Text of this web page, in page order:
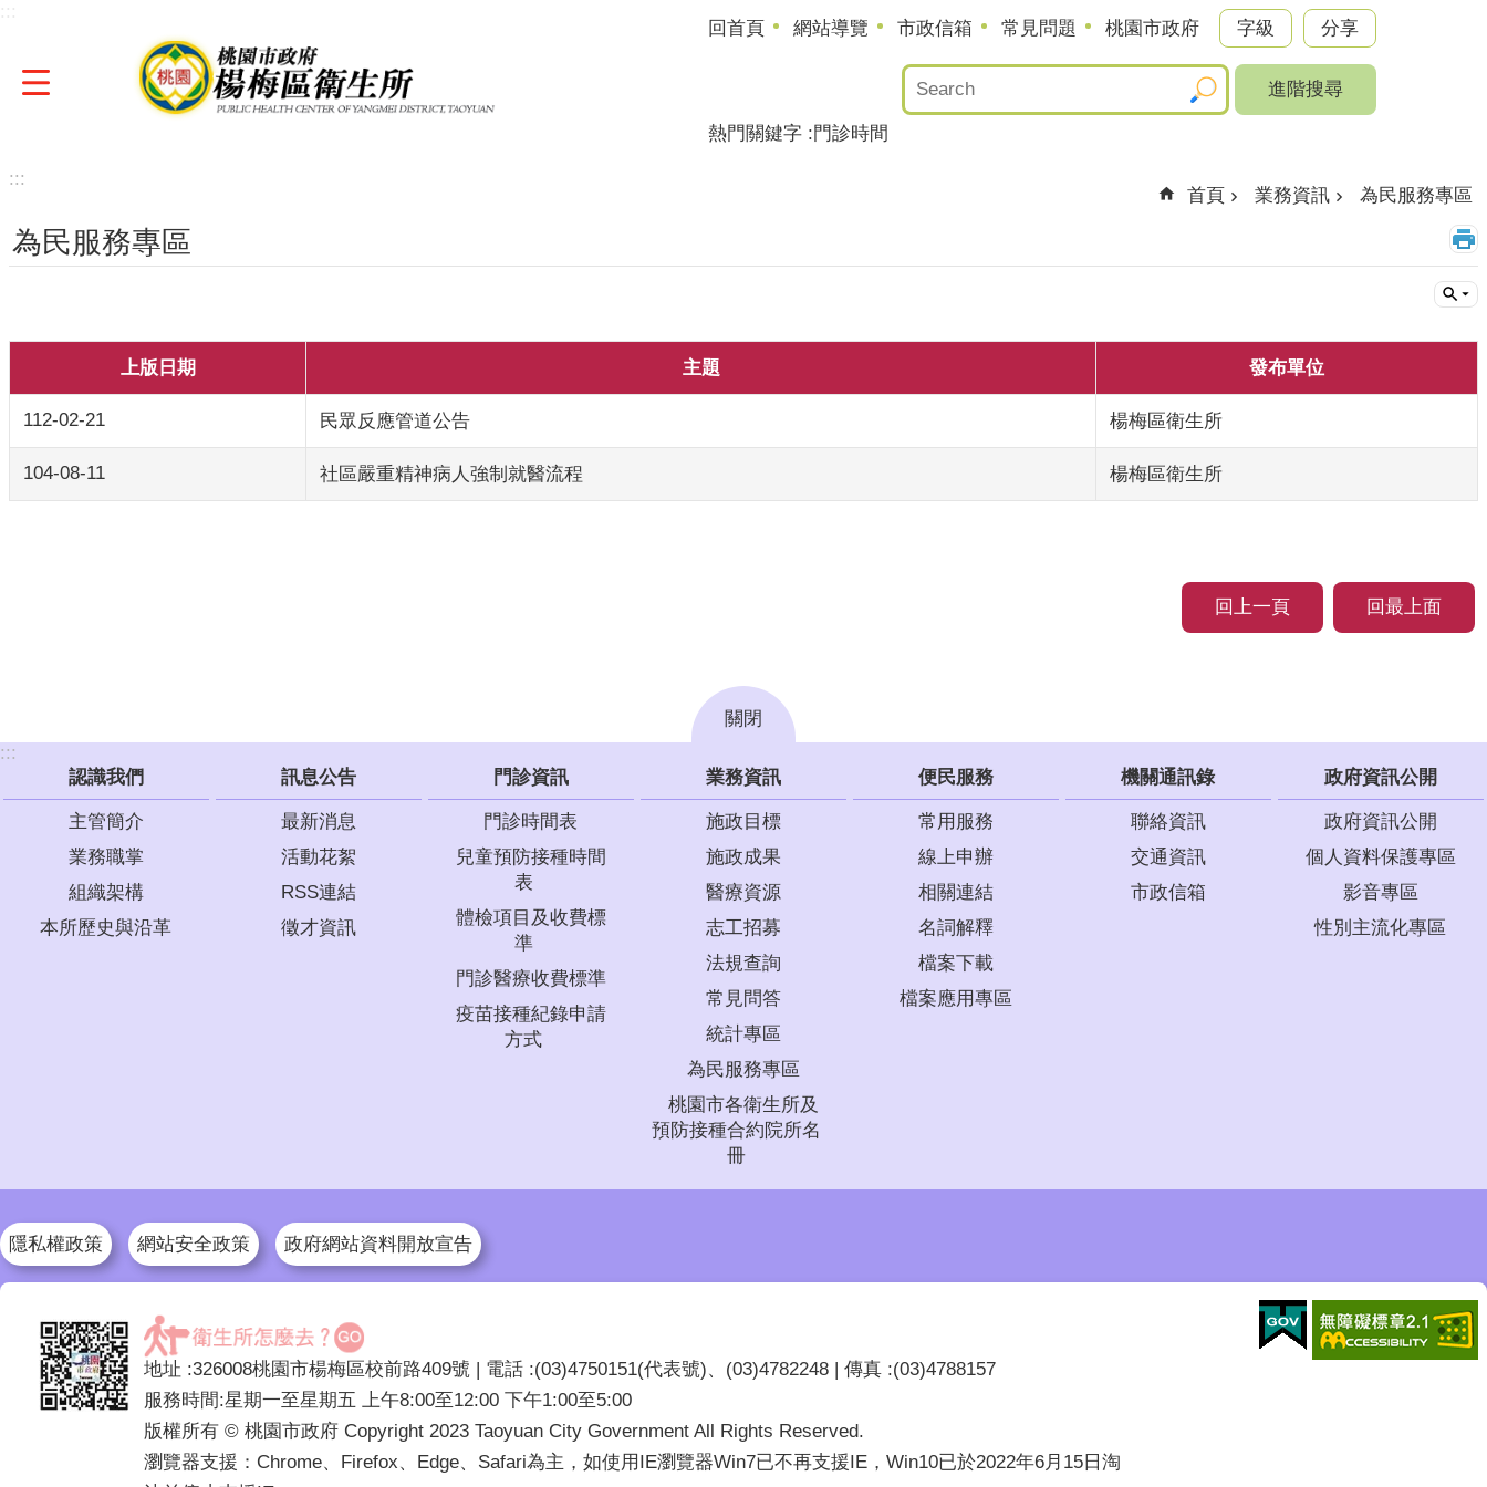
回首頁 網站導覽 市政信箱 常見問題 桃園市政府 字級 分享
進階搜尋
熱門關鍵字 門診時間
:::
首頁 業務資訊 為民服務專區
為民服務專區
上版日期 主題 發布單位
112-02-21 民眾反應管道公告 楊梅區衛生所
104-08-11 社區嚴重精神病人強制就醫流程 楊梅區衛生所
回上一頁 回最上面
關閉
:::
認識我們
主管簡介
業務職掌
組織架構
本所歷史與沿革
訊息公告
最新消息
活動花絮
RSS連結
徵才資訊
門診資訊
門診時間表
兒童預防接種時間
表
體檢項目及收費標
準
門診醫療收費標準
疫苗接種紀錄申請
方式
業務資訊
施政目標
施政成果
醫療資源
志工招募
法規查詢
常見問答
統計專區
為民服務專區
桃園市各衛生所及
預防接種合約院所名
冊
便民服務
常用服務
線上申辦
相關連結
名詞解釋
檔案下載
檔案應用專區
機關通訊錄
聯絡資訊
交通資訊
市政信箱
政府資訊公開
政府資訊公開
個人資料保護專區
影音專區
性別主流化專區
隱私權政策 網站安全政策 政府網站資料開放宣告
地址 :326008桃園市楊梅區校前路409號 | 電話 :(03)4750151(代表號)、(03)4782248 | 傳真 :(03)4788157
服務時間:星期一至星期五 上午8:00至12:00 下午1:00至5:00
版權所有 © 桃園市政府 Copyright 2023 Taoyuan City Government All Rights Reserved.
瀏覽器支援：Chrome、Firefox、Edge、Safari為主，如使用IE瀏覽器Win7已不再支援IE，Win10已於2022年6月15日淘